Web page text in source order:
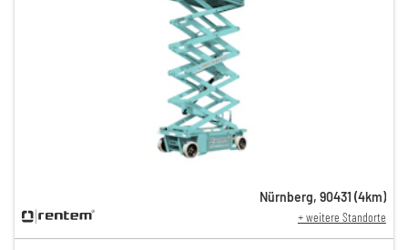
Nürnberg, 90431 (4km)
+ weitere Standorte